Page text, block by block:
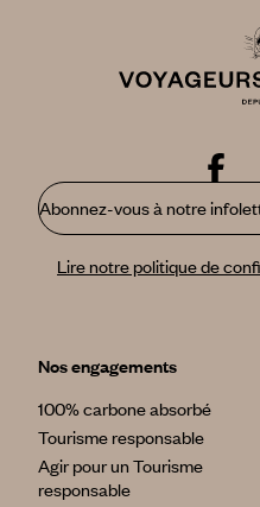
Abonnez-vous à notre
Lire notre politique de
Nos engagements
100% carbone absorbé
Tourisme responsable
Agir pour un Tourisme
responsable